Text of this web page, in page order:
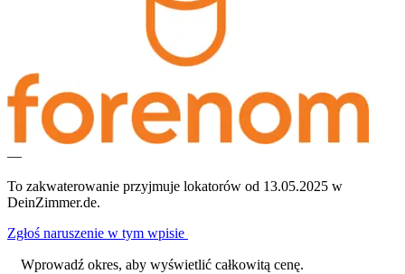
—
To zakwaterowanie przyjmuje lokatorów od 13.05.2025 w
DeinZimmer.de.
Zgłoś naruszenie w tym wpisie
Wprowadź okres, aby wyświetlić całkowitą cenę.